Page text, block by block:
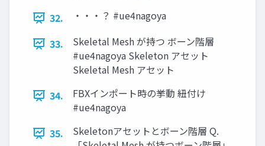
32.
・・・？ #ue4nagoya
33.
Skeletal Mesh が持つ ボーン階層
#ue4nagoya Skeleton アセット
Skeletal Mesh アセット
34.
FBXインポート時の挙動 紐付け
#ue4nagoya
35.
Skeletonアセットとボーン階層 Q.